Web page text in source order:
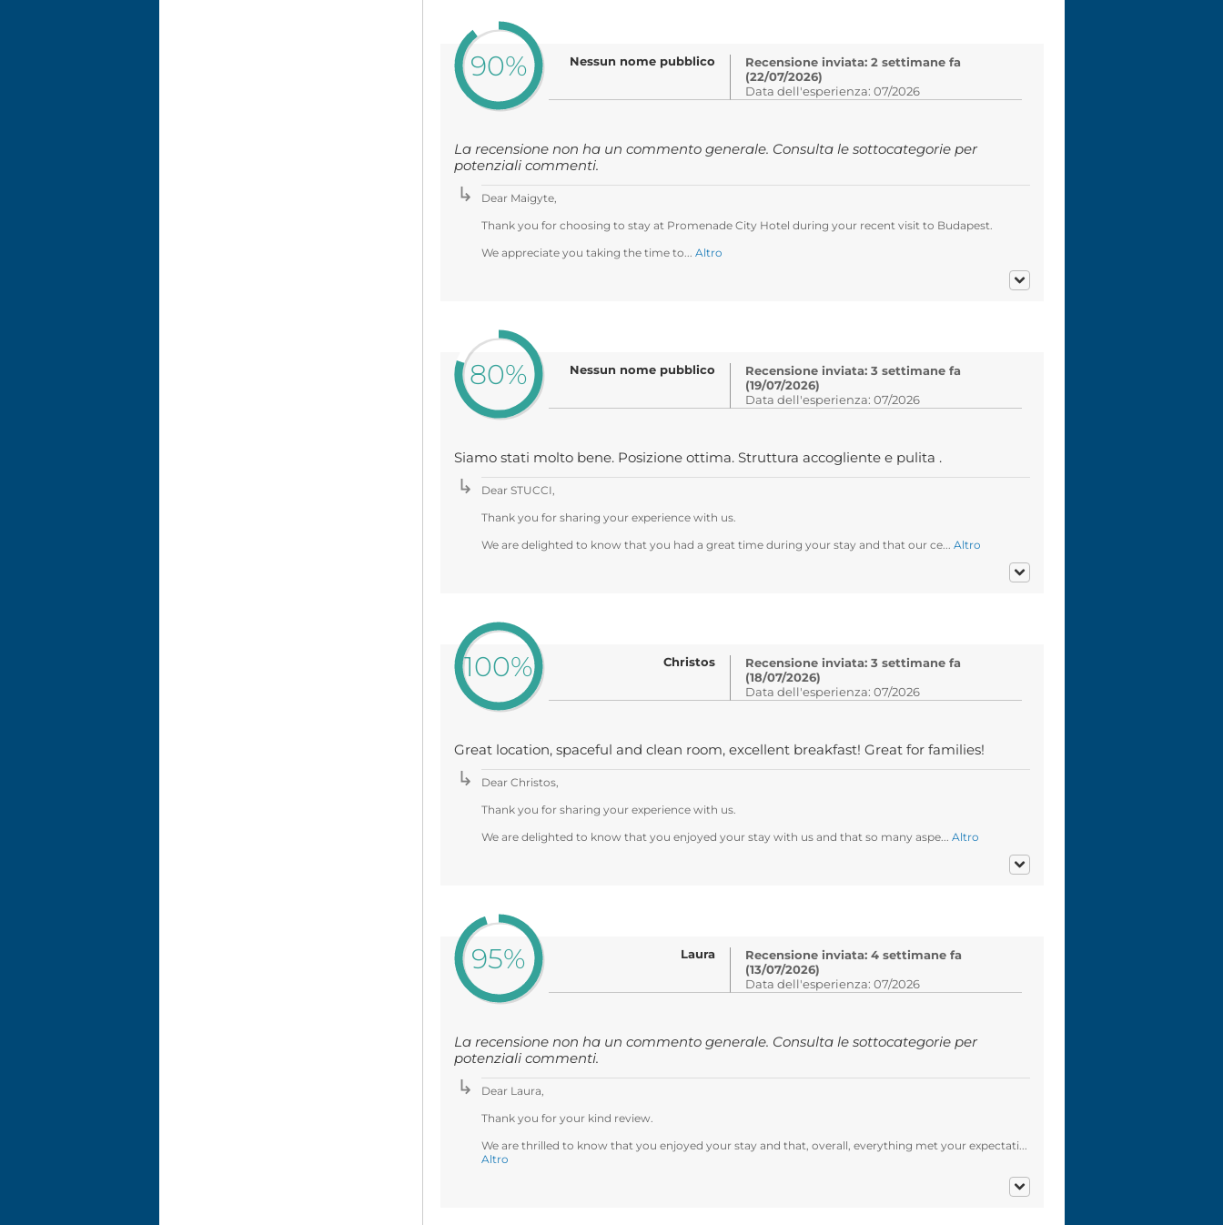
90% Nessun nome pubblico
Recensione inviata: 2 settimane fa
(22/07/2026)
Data dell'esperienza: 07/2026
La recensione non ha un commento generale. Consulta le sottocategorie per
potenziali commenti.
Dear Maigyte,
Thank you for choosing to stay at Promenade City Hotel during your recent visit to Budapest.
We appreciate you taking the time to... Altro
80% Nessun nome pubblico
Recensione inviata: 3 settimane fa
(19/07/2026)
Data dell'esperienza: 07/2026
Siamo stati molto bene. Posizione ottima. Struttura accogliente e pulita .
Dear STUCCI,
Thank you for sharing your experience with us.
We are delighted to know that you had a great time during your stay and that our ce... Altro
100% Christos
Recensione inviata: 3 settimane fa
(18/07/2026)
Data dell'esperienza: 07/2026
Great location, spaceful and clean room, excellent breakfast! Great for families!
Dear Christos,
Thank you for sharing your experience with us.
We are delighted to know that you enjoyed your stay with us and that so many aspe... Altro
95% Laura
Recensione inviata: 4 settimane fa
(13/07/2026)
Data dell'esperienza: 07/2026
La recensione non ha un commento generale. Consulta le sottocategorie per
potenziali commenti.
Dear Laura,
Thank you for your kind review.
We are thrilled to know that you enjoyed your stay and that, overall, everything met your expectati...
Altro